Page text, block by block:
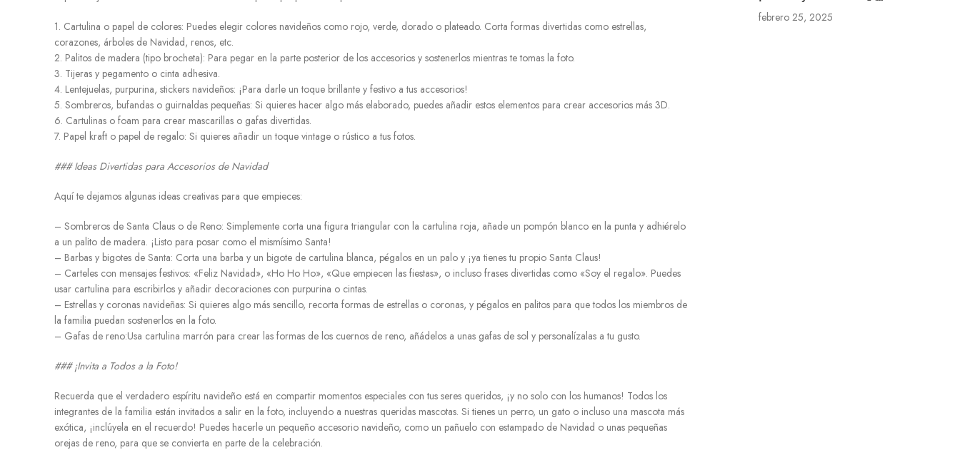
1. Cartulina o papel de colores: Puedes elegir colores navideños como rojo, verde, dorado o plateado. Corta formas divertidas como estrellas,
corazones, árboles de Navidad, renos, etc.
2. Palitos de madera (tipo brocheta): Para pegar en la parte posterior de los accesorios y sostenerlos mientras te tomas la foto.
3. Tijeras y pegamento o cinta adhesiva.
4. Lentejuelas, purpurina, stickers navideños: ¡Para darle un toque brillante y festivo a tus accesorios!
5. Sombreros, bufandas o guirnaldas pequeñas: Si quieres hacer algo más elaborado, puedes añadir estos elementos para crear accesorios más 3D.
6. Cartulinas o foam para crear mascarillas o gafas divertidas.
7. Papel kraft o papel de regalo: Si quieres añadir un toque vintage o rústico a tus fotos.
### Ideas Divertidas para Accesorios de Navidad
Aquí te dejamos algunas ideas creativas para que empieces:
– Sombreros de Santa Claus o de Reno: Simplemente corta una figura triangular con la cartulina roja, añade un pompón blanco en la punta y adhiérelo
a un palito de madera. ¡Listo para posar como el mismísimo Santa!
– Barbas y bigotes de Santa: Corta una barba y un bigote de cartulina blanca, pégalos en un palo y ¡ya tienes tu propio Santa Claus!
– Carteles con mensajes festivos: «Feliz Navidad», «Ho Ho Ho», «Que empiecen las fiestas», o incluso frases divertidas como «Soy el regalo». Puedes
usar cartulina para escribirlos y añadir decoraciones con purpurina o cintas.
– Estrellas y coronas navideñas: Si quieres algo más sencillo, recorta formas de estrellas o coronas, y pégalos en palitos para que todos los miembros de
la familia puedan sostenerlos en la foto.
– Gafas de reno:Usa cartulina marrón para crear las formas de los cuernos de reno, añádelos a unas gafas de sol y personalízalas a tu gusto.
### ¡Invita a Todos a la Foto!
Recuerda que el verdadero espíritu navideño está en compartir momentos especiales con tus seres queridos, ¡y no solo con los humanos! Todos los
integrantes de la familia están invitados a salir en la foto, incluyendo a nuestras queridas mascotas. Si tienes un perro, un gato o incluso una mascota más
exótica, ¡inclúyela en el recuerdo! Puedes hacerle un pequeño accesorio navideño, como un pañuelo con estampado de Navidad o unas pequeñas
orejas de reno, para que se convierta en parte de la celebración.
febrero 25, 2025